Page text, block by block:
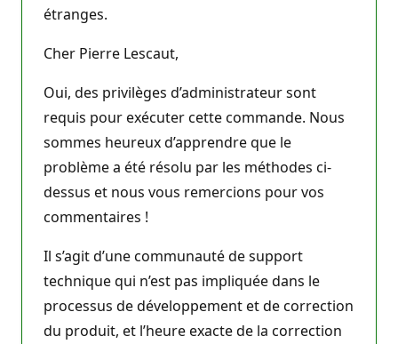
étranges.
Cher Pierre Lescaut,
Oui, des privilèges d’administrateur sont
requis pour exécuter cette commande. Nous
sommes heureux d’apprendre que le
problème a été résolu par les méthodes ci-
dessus et nous vous remercions pour vos
commentaires !
Il s’agit d’une communauté de support
technique qui n’est pas impliquée dans le
processus de développement et de correction
du produit, et l’heure exacte de la correction